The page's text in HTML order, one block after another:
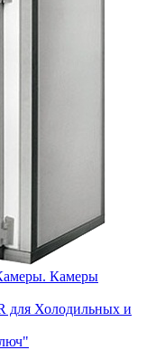
Камеры
Холодильных и